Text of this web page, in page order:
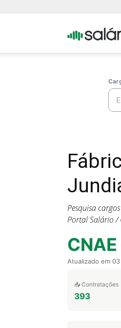
Pesquisa
Portal Salário /
Atualizado em
📥 Contratações
393